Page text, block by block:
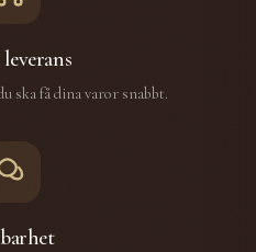
ska få dina varor snabbt.